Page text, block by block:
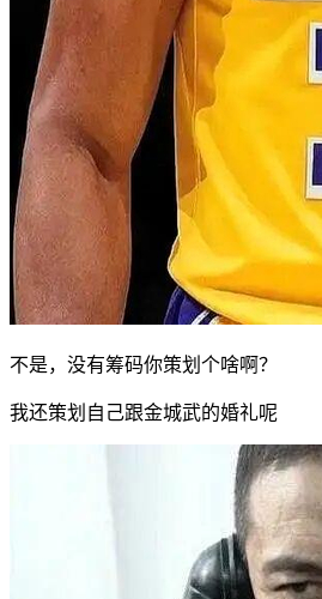
不是，没有筹码你策划个啥啊？
我还策划自己跟金城武的婚礼呢